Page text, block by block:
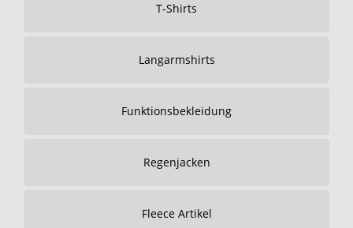
T-Shirts
Langarmshirts
Funktionsbekleidung
Regenjacken
Fleece Artikel